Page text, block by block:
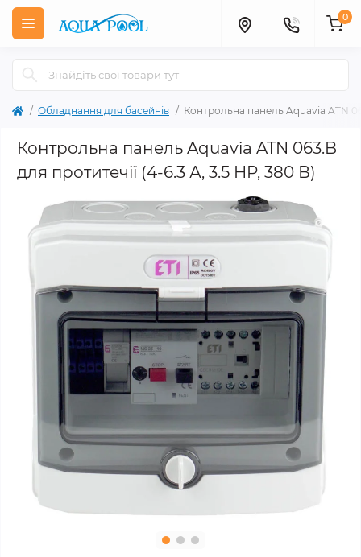
0
Обладнання для басейнів Контрольна панель Aquavia ATN
Контрольна панель Aquavia ATN 063.B
для протитечії (4-6.3 А, 3.5 HP, 380 В)